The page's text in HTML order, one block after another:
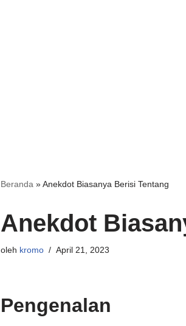
Beranda »Anekdot Biasanya Berisi Tentang
Anekdot
oleh kromo April 21, 2023
Pengenalan